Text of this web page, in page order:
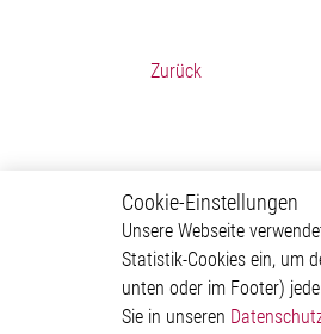
Zurück
Events
Cookie-Einstellungen
Unsere Webseite
Statistik-Cookies ein, um
unten oder im Footer)
Sie in unseren